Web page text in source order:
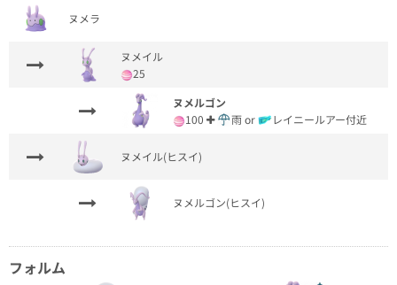
ヌメラ
ヌメイル
25
ヌメルゴン
100
雨 or レイニールアー付近
ヌメイル(ヒスイ)
ヌメルゴン(ヒスイ)
フォルム